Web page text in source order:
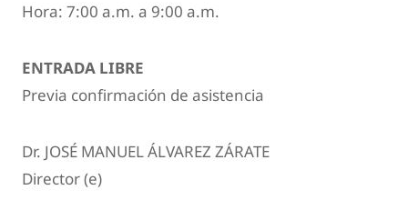
Hora: 7:00 a.m. a 9:00 a.m.
ENTRADA LIBRE
Previa confirmación de asistencia
Dr. JOSÉ MANUEL ÁLVAREZ ZÁRATE
Director (e)